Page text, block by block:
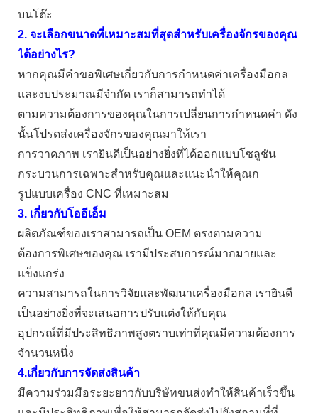
บนโต๊ะ
2. จะเลือกขนาดที่เหมาะสมที่สุดสำหรับเครื่องจักรของคุณ
ได้อย่างไร?
หากคุณมีคำขอพิเศษเกี่ยวกับการกำหนดค่าเครื่องมือกล
และงบประมาณมีจำกัด เราก็สามารถทำได้
ตามความต้องการของคุณในการเปลี่ยนการกำหนดค่า ดัง
นั้นโปรดส่งเครื่องจักรของคุณมาให้เรา
การวาดภาพ เรายินดีเป็นอย่างยิ่งที่ได้ออกแบบโซลูชัน
กระบวนการเฉพาะสำหรับคุณและแนะนำให้คุณก
รูปแบบเครื่อง CNC ที่เหมาะสม
3. เกี่ยวกับโออีเอ็ม
ผลิตภัณฑ์ของเราสามารถเป็น OEM ตรงตามความ
ต้องการพิเศษของคุณ เรามีประสบการณ์มากมายและ
แข็งแกร่ง
ความสามารถในการวิจัยและพัฒนาเครื่องมือกล เรายินดี
เป็นอย่างยิ่งที่จะเสนอการปรับแต่งให้กับคุณ
อุปกรณ์ที่มีประสิทธิภาพสูงตราบเท่าที่คุณมีความต้องการ
จำนวนหนึ่ง
4.เกี่ยวกับการจัดส่งสินค้า
มีความร่วมมือระยะยาวกับบริษัทขนส่งทำให้สินค้าเร็วขึ้น